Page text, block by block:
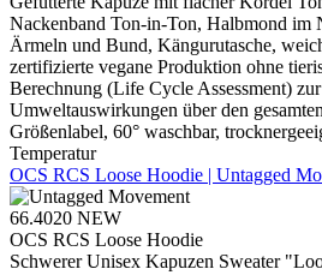
Nackenband Ton-in-Ton, Halbmond im
Ärmeln und Bund, Kängurutasche,
zertifizierte vegane Produktion ohne
Berechnung (Life Cycle Assessment)
Umweltauswirkungen über den
Größenlabel, 60° waschbar,
Temperatur
OCS RCS Loose Hoodie | Untagged
66.4020 NEW
OCS RCS Loose Hoodie
Schwerer Unisex Kapuzen Sweater